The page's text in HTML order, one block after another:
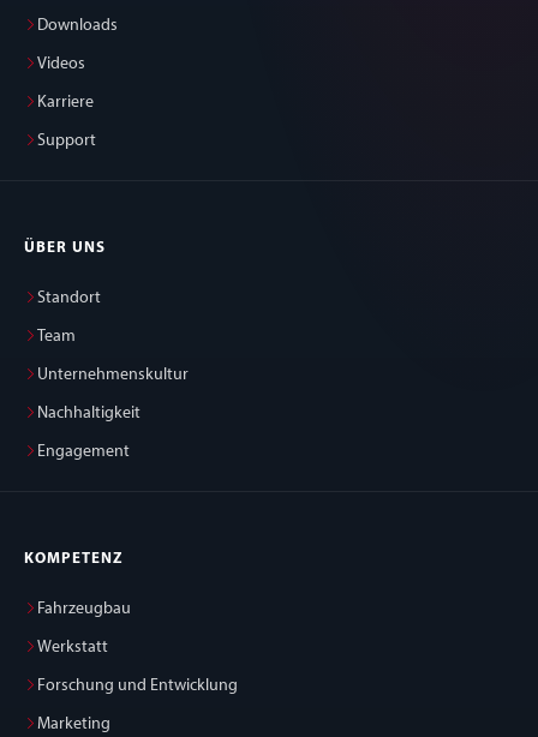
Downloads
Videos
Karriere
Support
ÜBER UNS
Standort
Team
Unternehmenskultur
Nachhaltigkeit
Engagement
KOMPETENZ
Fahrzeugbau
Werkstatt
Forschung und Entwicklung
Marketing